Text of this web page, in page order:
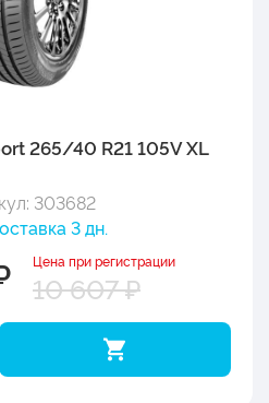
265/40 R21 105V XL
303682
3 дн.
Цена при регистрации
10 607 ₽